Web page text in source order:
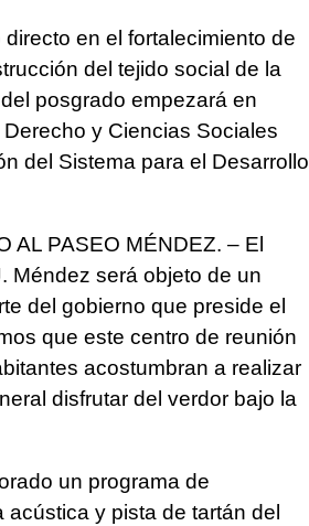
en el fortalecimiento de
del tejido social de la
posgrado empezará en
y Ciencias Sociales
del Sistema para el Desarrollo
AL PASEO MÉNDEZ. – El
Méndez será objeto de un
del gobierno que preside el
que este centro de reunión
acostumbran a realizar
disfrutar del verdor bajo la
un programa de
y pista de tartán del